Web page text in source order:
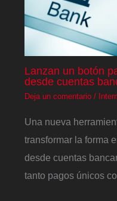
Lanzan un botón
desde cuentas
Deja un comentario /
Una nueva
transformar la forma
desde cuentas
tanto pagos únicos